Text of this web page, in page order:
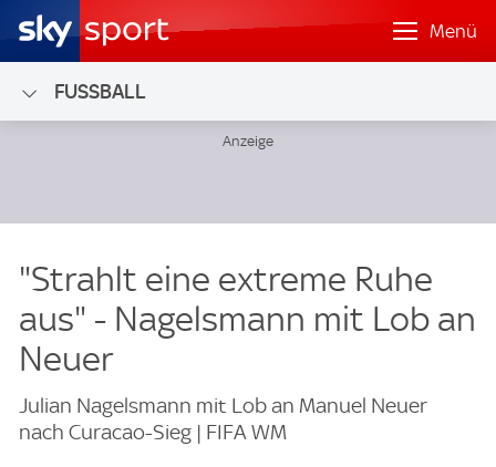
Menü
FUSSBALL
"Strahlt eine extreme Ruhe
aus" - Nagelsmann mit Lob an
Neuer
Julian Nagelsmann mit Lob an Manuel Neuer
nach Curacao-Sieg | FIFA WM